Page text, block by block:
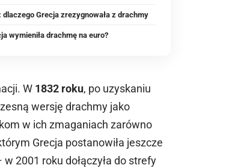
dlaczego Grecja zrezygnowała z drachmy
wymieniła drachmę na euro?
W 1832 roku, po uzyskaniu
wersję drachmy jako
w ich zmaganiach zarówno
Grecja postanowiła jeszcze
2001 roku dołączyła do strefy